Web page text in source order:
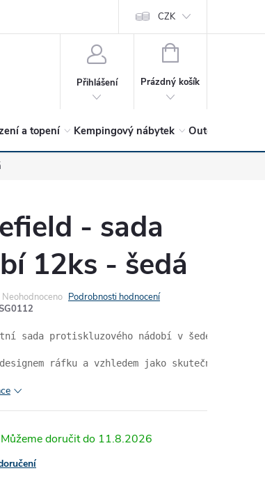
O společnosti Hodnocení obchodu
CZK
Přihlášení
NÁKUPNÍ
Prázdný košík
a topení Kempingový nábytek Outdoor a
- sada
12ks - šedá
Neohodnoceno Podrobnosti hodnocení
sada protiskluzového nádobí v šedé barvě.
ráfku a vzhledem jako skutečná
11.8.2026